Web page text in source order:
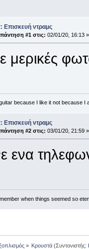
Επισκευή ντραμς
#1 στις: 02/01/20, 16:13 »
μερικές
guitar because I like it not because I
Επισκευή ντραμς
#2 στις: 03/01/20, 21:59 »
ενα
when things seemed so
» Κρουστά(Συντονιστής: